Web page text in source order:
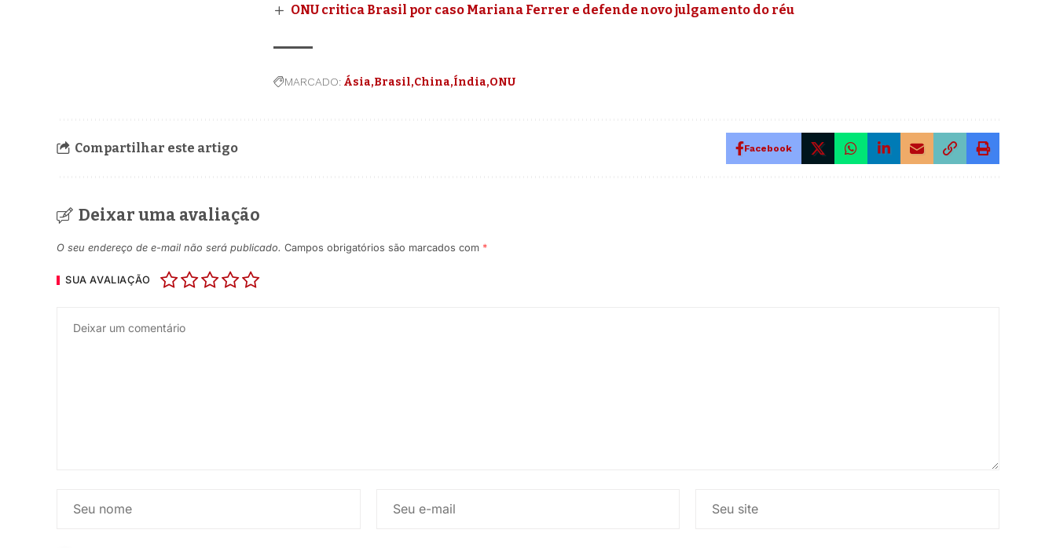
ONU critica Brasil por caso Mariana Ferrer e defende novo julgamento do réu
MARCADO: Ásia Brasil China Índia ONU
Compartilhar este artigo Facebook
Deixar uma avaliação
O seu endereço de e-mail não será publicado. Campos obrigatórios são marcados com *
SUA AVALIAÇÃO